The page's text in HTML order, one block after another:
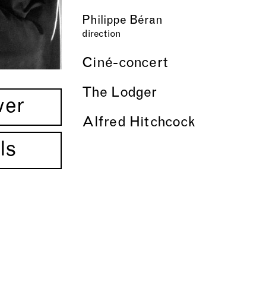
Philippe Béran
direction
Ciné-concert
The Lodger
Alfred Hitchcock